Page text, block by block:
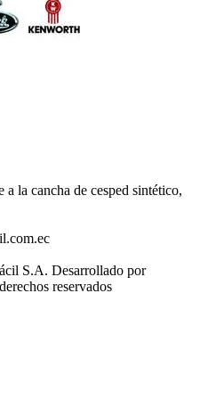
la cancha de cesped sintético,
S.A. Desarrollado por
reservados